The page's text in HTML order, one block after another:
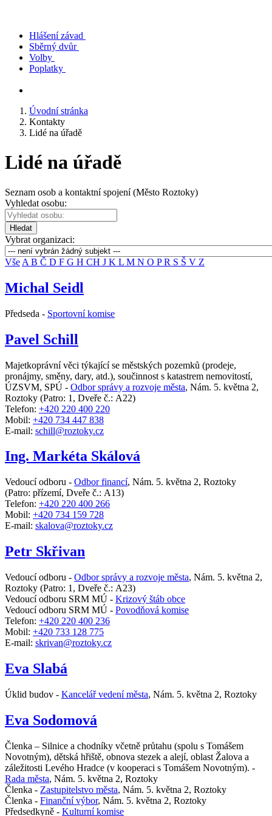
Hlášení závad
Sběrný dvůr
Volby
Poplatky
Úvodní stránka
Kontakty
Lidé na úřadě
Lidé na úřadě
Seznam osob a kontaktní spojení (Město Roztoky)
Vyhledat osobu:
Hledat
Vybrat organizaci:
Vše A B Č D F G H CH J K L M N O PR S Š V Z
Michal Seidl
Předseda - Sportovní komise
Pavel Schill
Majetkoprávní věci týkající se městských pozemků (prodeje,
pronájmy, směny, dary, atd.), součinnost s katastrem nemovitostí,
ÚZSVM, SPÚ - Odbor správy a rozvoje města, Nám. 5. května 2,
Roztoky (Patro: 1, Dveře č.: A22)
Telefon: +420 220 400 220
Mobil: +420 734 447 838
E-mail: schill@roztoky.cz
Ing. Markéta Skálová
Vedoucí odboru - Odbor financí, Nám. 5. května 2, Roztoky
(Patro: přízemí, Dveře č.: A13)
Telefon: +420 220 400 266
Mobil: +420 734 159 728
E-mail: skalova@roztoky.cz
Petr Skřivan
Vedoucí odboru - Odbor správy a rozvoje města, Nám. 5. května 2,
Roztoky (Patro: 1, Dveře č.: A23)
Vedoucí odboru SRM MÚ - Krizový štáb obce
Vedoucí odboru SRM MÚ - Povodňová komise
Telefon: +420 220 400 236
Mobil: +420 733 128 775
E-mail: skrivan@roztoky.cz
Eva Slabá
Úklid budov - Kancelář vedení města, Nám. 5. května 2, Roztoky
Eva Sodomová
Členka – Silnice a chodníky včetně průtahu (spolu s Tomášem
Novotným), dětská hřiště, obnova stezek a alejí, oblast Žalova a
záležitosti Levého Hradce (v kooperaci s Tomášem Novotným). -
Rada města, Nám. 5. května 2, Roztoky
Členka - Zastupitelstvo města, Nám. 5. května 2, Roztoky
Členka - Finanční výbor, Nám. 5. května 2, Roztoky
Předsedkyně - Kulturní komise